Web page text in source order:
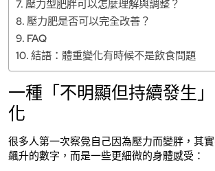
壓力型肥胖可以怎麼理解與調整？
壓力肥是否可以完全改善？
FAQ
結語：體重變化有時候不是飲食問題
一種「不明顯但持續發生
化
很多人第一次察覺自己因為壓力而變胖，其
飆升的數字，而是一些更細微的身體感受：